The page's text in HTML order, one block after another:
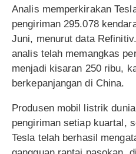
Analis memperkirakan
pengiriman 295.078
Juni, menurut data
analis telah memangkas
menjadi kisaran 250 ribu,
berkepanjangan di China.
Produsen mobil listrik
pengiriman setiap kuartal,
Tesla telah berhasil